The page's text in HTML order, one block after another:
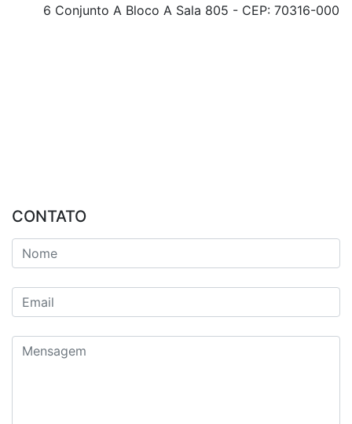
6 Conjunto A Bloco A Sala 805 - CEP: 70316-000
CONTATO